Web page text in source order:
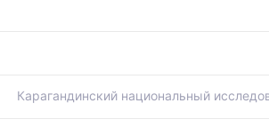
Карагандинский национальный